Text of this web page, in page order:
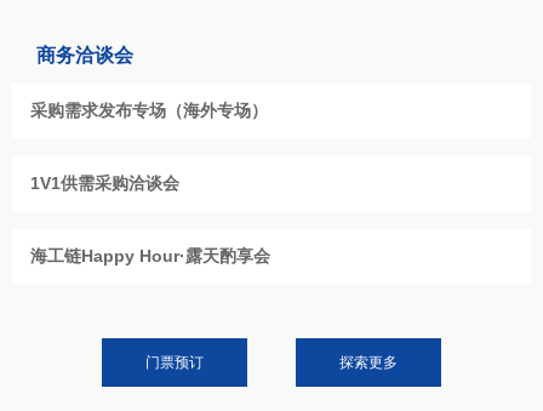
商务洽谈会
采购需求发布专场（海外专场）
1V1供需采购洽谈会
海工链Happy Hour·露天酌享会
门票预订 探索更多